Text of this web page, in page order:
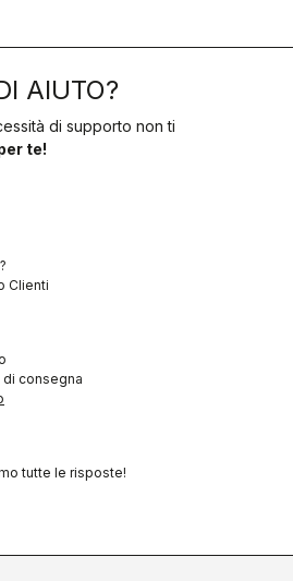
AIUTO?
di supporto non ti
te!
Clienti
consegna
tutte le risposte!